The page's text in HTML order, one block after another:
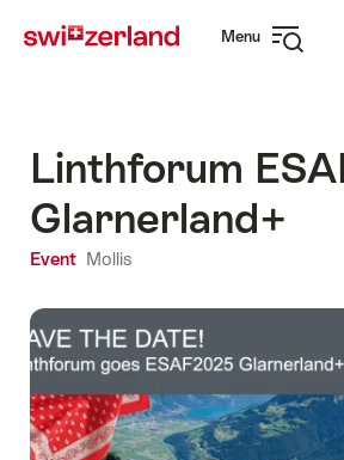
navigation
Menu
Linthforum
Glarnerland+
Event Mollis